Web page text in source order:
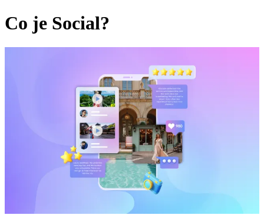
Co je Social?